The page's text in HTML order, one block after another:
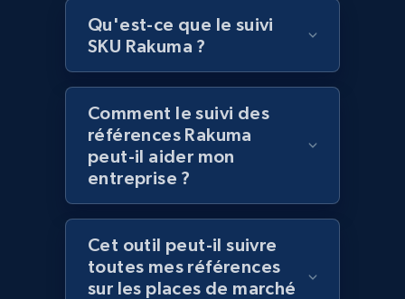
Lazada - Products
URL, Title, Rating, Reviews, Initial price, Final
price, Currency, Stock, and more.
991+ 165+ Commencer
Lazada - Products - Discover products by
keyword
URL, Title, Rating, Reviews, Initial price, Final
price, Currency, Stock, and more.
Qu'est-ce que le suivi
SKU Rakuma ?
Comment le suivi des
références Rakuma
peut-il aider mon
entreprise ?
Cet outil peut-il suivre
toutes mes références
sur les places de marché